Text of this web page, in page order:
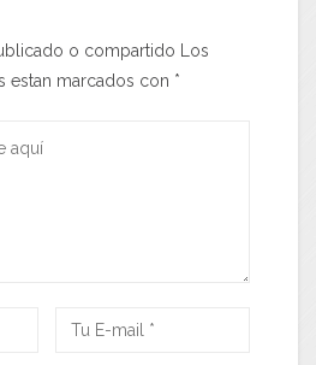
o compartido Los
estan marcados con *